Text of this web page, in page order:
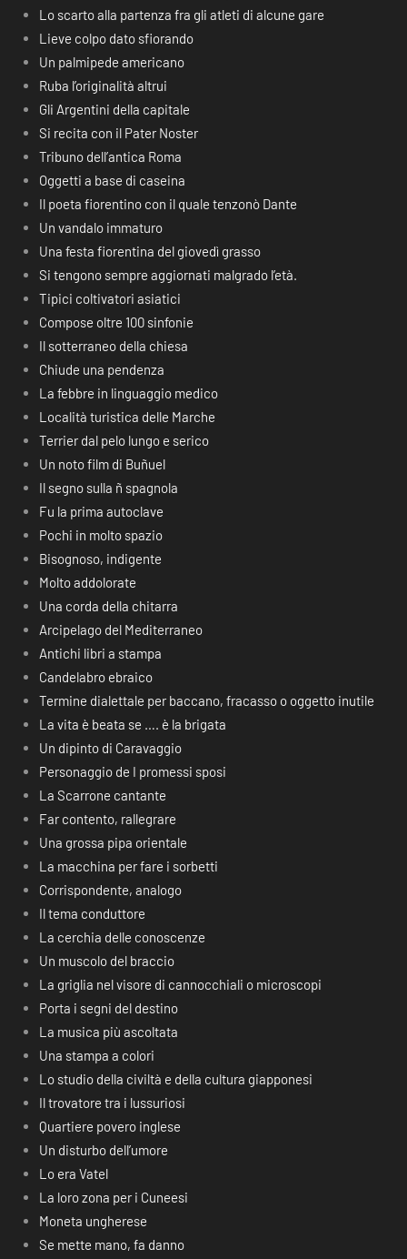
Lo scarto alla partenza fra gli atleti di alcune gare
Lieve colpo dato sfiorando
Un palmipede americano
Ruba l’originalità altrui
Gli Argentini della capitale
Si recita con il Pater Noster
Tribuno dell’antica Roma
Oggetti a base di caseina
Il poeta fiorentino con il quale tenzonò Dante
Un vandalo immaturo
Una festa fiorentina del giovedì grasso
Si tengono sempre aggiornati malgrado l’età.
Tipici coltivatori asiatici
Compose oltre 100 sinfonie
Il sotterraneo della chiesa
Chiude una pendenza
La febbre in linguaggio medico
Località turistica delle Marche
Terrier dal pelo lungo e serico
Un noto film di Buñuel
Il segno sulla ñ spagnola
Fu la prima autoclave
Pochi in molto spazio
Bisognoso, indigente
Molto addolorate
Una corda della chitarra
Arcipelago del Mediterraneo
Antichi libri a stampa
Candelabro ebraico
Termine dialettale per baccano, fracasso o oggetto inutile
La vita è beata se …. è la brigata
Un dipinto di Caravaggio
Personaggio de I promessi sposi
La Scarrone cantante
Far contento, rallegrare
Una grossa pipa orientale
La macchina per fare i sorbetti
Corrispondente, analogo
Il tema conduttore
La cerchia delle conoscenze
Un muscolo del braccio
La griglia nel visore di cannocchiali o microscopi
Porta i segni del destino
La musica più ascoltata
Una stampa a colori
Lo studio della civiltà e della cultura giapponesi
Il trovatore tra i lussuriosi
Quartiere povero inglese
Un disturbo dell’umore
Lo era Vatel
La loro zona per i Cuneesi
Moneta ungherese
Se mette mano, fa danno